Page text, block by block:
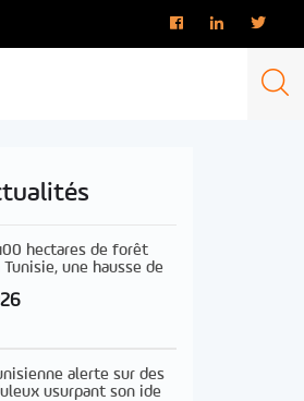
hectares de forêt
une hausse de
alerte sur des
usurpant son ide